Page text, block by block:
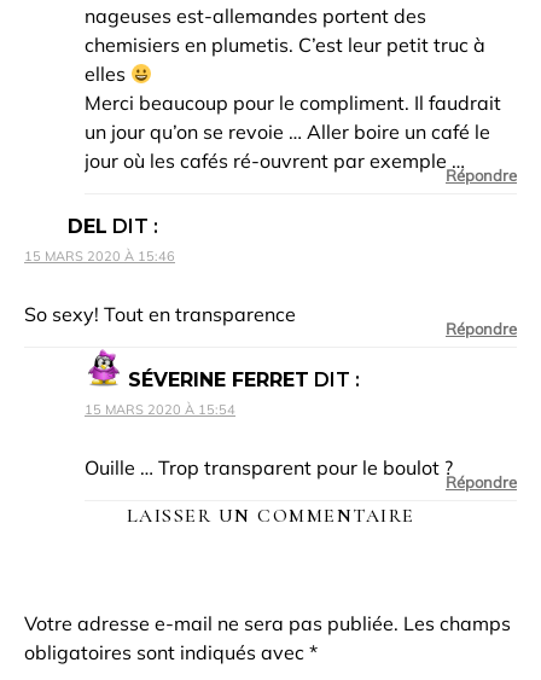
nageuses est-allemandes portent des
chemisiers en plumetis. C’est leur petit truc à
elles
Merci beaucoup pour le compliment. Il faudrait
un jour qu’on se revoie … Aller boire un café le
jour où les cafés ré-ouvrent par exemple …
Répondre
DEL DIT :
15 MARS 2020 À 15:46
So sexy! Tout en transparence
Répondre
SÉVERINE FERRET DIT :
15 MARS 2020 À 15:54
Ouille … Trop transparent pour le boulot ?
Répondre
LAISSER UN COMMENTAIRE
Votre adresse e-mail ne sera pas publiée. Les champs
obligatoires sont indiqués avec *